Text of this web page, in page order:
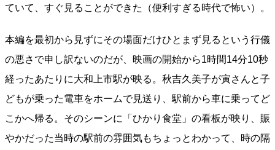
ていて、すぐ見ることができた（便利すぎる時代で怖い）。
本編を最初から見ずにその場面だけひとまず見るという行儀
の悪さで申し訳ないのだが、映画の開始から1時間14分10秒
経ったあたりに大和上市駅が映る。秋吉久美子が寅さんと子
どもが乗った電車をホームで見送り、駅前から車に乗ってど
こかへ帰る。そのシーンに「ひかり食堂」の看板が映り、賑
やかだった当時の駅前の雰囲気もちょっとわかって、時の隔